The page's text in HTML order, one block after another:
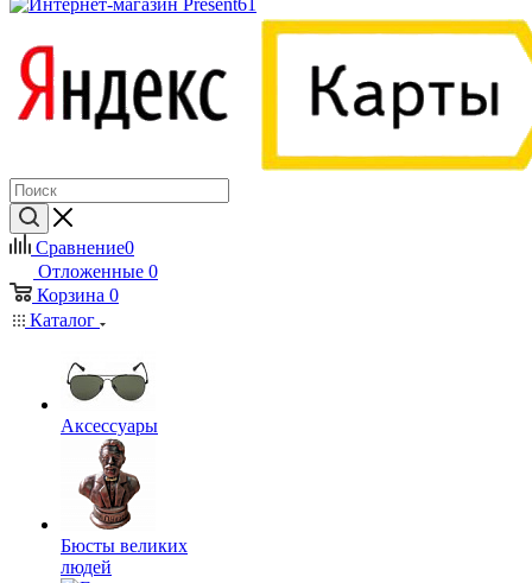
Сравнение0
Отложенные 0
Корзина 0
Каталог
Аксессуары
Бюсты великих
людей